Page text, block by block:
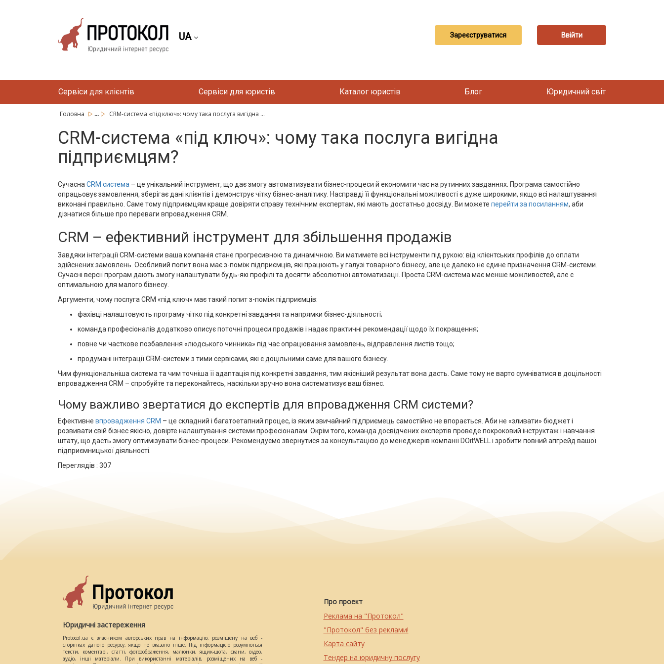
UA Зареєструватися Ввійти
Сервіси для клієнтів Сервіси для юристів Каталог юристів Блог Юридичний світ
Головна ... CRM-система «під ключ»: чому така послуга вигідна ...
CRM-система «під ключ»: чому така послуга вигідна
підприємцям?
Сучасна CRM система – це унікальний інструмент, що дає змогу автоматизувати бізнес-процеси й економити час на рутинних завданнях. Програма самостійно
опрацьовує замовлення, зберігає дані клієнтів і демонструє чітку бізнес-аналітику. Насправді її функціональні можливості є дуже широкими, якщо всі налаштування
виконані правильно. Саме тому підприємцям краще довіряти справу технічним експертам, які мають достатньо досвіду. Ви можете перейти за посиланням, аби
дізнатися більше про переваги впровадження CRM.
CRM – ефективний інструмент для збільшення продажів
Завдяки інтеграції CRM-системи ваша компанія стане прогресивною та динамічною. Ви матимете всі інструменти під рукою: від клієнтських профілів до оплати
здійснених замовлень. Особливий попит вона має з-поміж підприємців, які працюють у галузі товарного бізнесу, але це далеко не єдине призначення CRM-системи.
Сучасні версії програм дають змогу налаштувати будь-які профілі та досягти абсолютної автоматизації. Проста CRM-система має менше можливостей, але є
оптимальною для малого бізнесу.
Аргументи, чому послуга CRM «під ключ» має такий попит з-поміж підприємців:
фахівці налаштовують програму чітко під конкретні завдання та напрямки бізнес-діяльності;
команда професіоналів додатково описує поточні процеси продажів і надає практичні рекомендації щодо їх покращення;
повне чи часткове позбавлення «людського чинника» під час опрацювання замовлень, відправлення листів тощо;
продумані інтеграції CRM-системи з тими сервісами, які є доцільними саме для вашого бізнесу.
Чим функціональніша система та чим точніша її адаптація під конкретні завдання, тим якісніший результат вона дасть. Саме тому не варто сумніватися в доцільності
впровадження CRM – спробуйте та переконайтесь, наскільки зручно вона систематизує ваш бізнес.
Чому важливо звертатися до експертів для впровадження CRM системи?
Ефективне впровадження CRM – це складний і багатоетапний процес, із яким звичайний підприємець самостійно не впорається. Аби не «зливати» бюджет і
розвивати свій бізнес якісно, довірте налаштування системи професіоналам. Окрім того, команда досвідчених експертів проведе покроковий інструктаж і навчання
штату, що дасть змогу оптимізувати бізнес-процеси. Рекомендуємо звернутися за консультацією до менеджерів компанії DOitWELL і зробити повний апгрейд вашої
підприємницької діяльності.
Переглядів : 307
Юридичні застереження
Protocol.ua є власником авторських прав на інформацію, розміщену на веб -
сторінках даного ресурсу, якщо не вказано інше. Під інформацією розуміються
тексти, коментарі, статті, фотозображення, малюнки, ящик-шота, скани, відео,
аудіо, інші матеріали. При використанні матеріалів, розміщених на веб -
Про проект
Реклама на "Протокол"
"Протокол" без реклами!
Карта сайту
Тендер на юридичну послугу